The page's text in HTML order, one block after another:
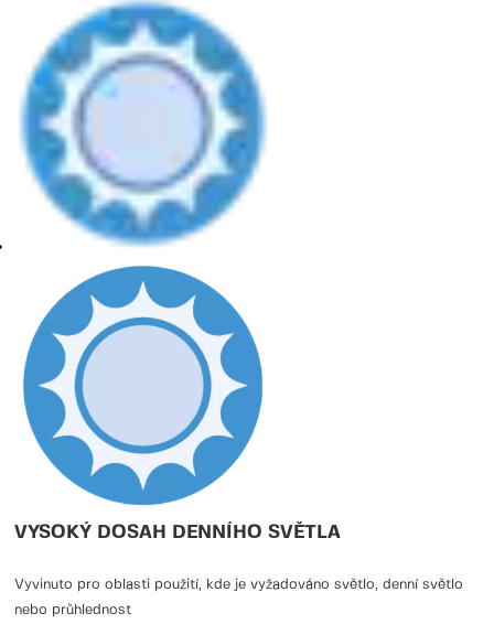
takže jsou vynikající volbou pro podniky, které chtějí působit
uhlazeným a profesionálním dojmem. Ať už vybavujete komerční
prostory nebo zvyšujete funkčnost průmyslového objektu, sekční
vrata Normstahl OSF42A jsou ideálním řešením.
Proměňte své prostředí pomocí sekčních vrat Normstahl OSF42A
- v nich se elegance snoubí s praktičností. Rozjasněte svůj
prostor a udělejte trvalý dojem s vraty navrženými nejen pro
výkon, ale také pro sofistikovanost. Přijměte budoucnost
výklopných sekčních vrat a dovolte vratům Normstahl OSF42A,
aby nově definovala váš pohled na prostor.
VYSOKÝ DOSAH DENNÍHO SVĚTLA
Vyvinuto pro oblasti použití, kde je vyžadováno světlo, denní světlo
nebo průhlednost